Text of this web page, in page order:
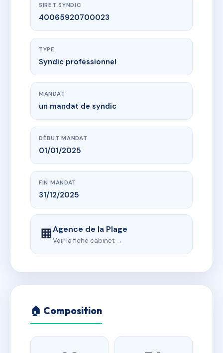
SIRET SYNDIC
40065920700023
TYPE
Syndic professionnel
MANDAT
un mandat de syndic
DÉBUT MANDAT
01/01/2025
FIN MANDAT
31/12/2025
🏢Agence de la Plage
Voir la fiche cabinet →
🏠 Composition